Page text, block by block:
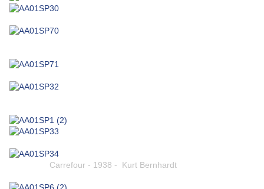
Carrefour - 1938 - Kurt Bernhardt